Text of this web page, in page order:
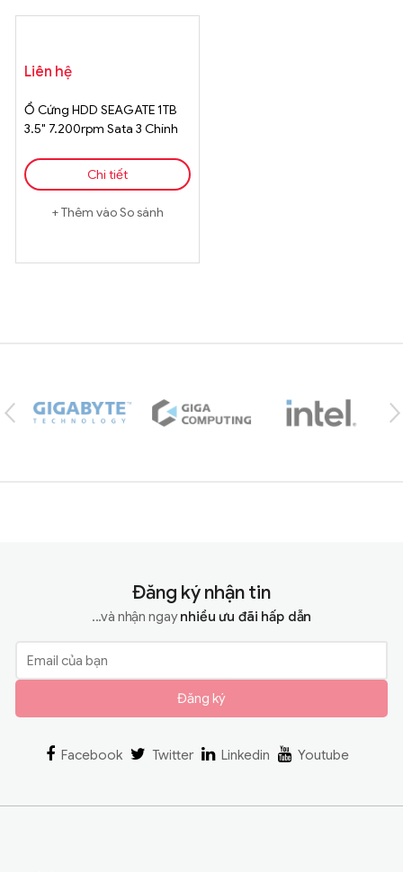
Liên hệ
Ổ Cứng HDD SEAGATE 1TB
3.5" 7.200rpm Sata 3 Chính
Chi tiết
Thêm vào So sánh
Đăng ký nhận tin
...và nhận ngaynhiều ưu đãi hấp dẫn
Đăng ký
Facebook Twitter Linkedin Youtube